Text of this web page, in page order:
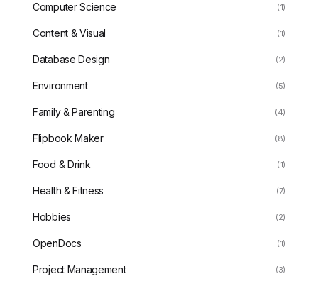
Computer Science (1)
Content & Visual (1)
Database Design (2)
Environment (5)
Family & Parenting (4)
Flipbook Maker (8)
Food & Drink (1)
Health & Fitness (7)
Hobbies (2)
OpenDocs (1)
Project Management (3)